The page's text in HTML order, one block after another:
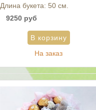
Длина букета: 50 см.
9250 руб
На заказ